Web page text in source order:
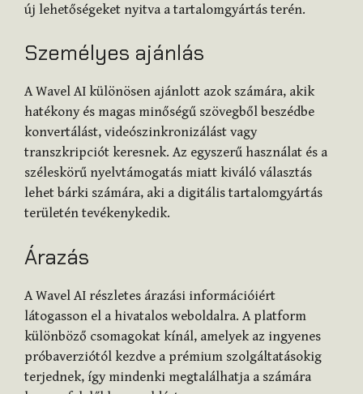
új lehetőségeket nyitva a tartalomgyártás terén.
Személyes ajánlás
A Wavel AI különösen ajánlott azok számára, akik
hatékony és magas minőségű szövegből beszédbe
konvertálást, videószinkronizálást vagy
transzkripciót keresnek. Az egyszerű használat és a
széleskörű nyelvtámogatás miatt kiváló választás
lehet bárki számára, aki a digitális tartalomgyártás
területén tevékenykedik.
Árazás
A Wavel AI részletes árazási információiért
látogasson el a hivatalos weboldalra. A platform
különböző csomagokat kínál, amelyek az ingyenes
próbaverziótól kezdve a prémium szolgáltatásokig
terjednek, így mindenki megtalálhatja a számára